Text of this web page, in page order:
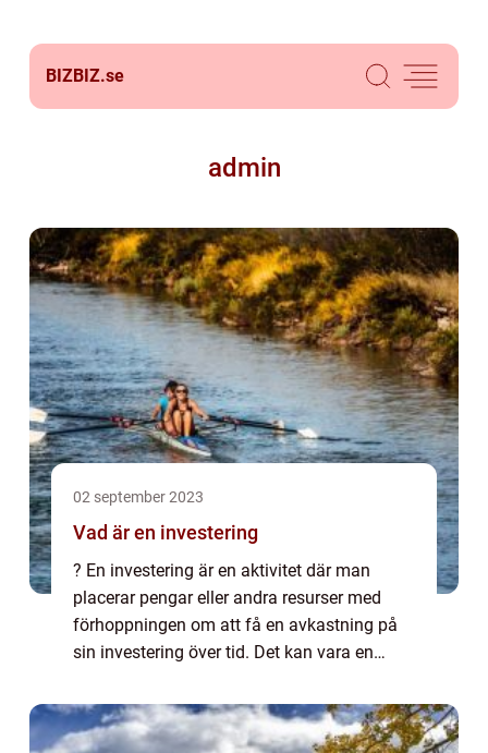
BIZBIZ.se
admin
02 september 2023
Vad är en investering
? En investering är en aktivitet där man
placerar pengar eller andra resurser med
förhoppningen om att få en avkastning på
sin investering över tid. Det kan vara en
kapitalet och generera vinst. Investering ...